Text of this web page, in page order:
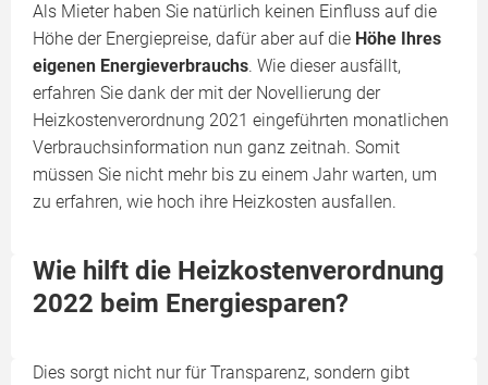
Als Mieter haben Sie natürlich keinen Einfluss auf die
Höhe der Energiepreise, dafür aber auf die Höhe Ihres
eigenen Energieverbrauchs. Wie dieser ausfällt,
erfahren Sie dank der mit der Novellierung der
Heizkostenverordnung 2021 eingeführten monatlichen
Verbrauchsinformation nun ganz zeitnah. Somit
müssen Sie nicht mehr bis zu einem Jahr warten, um
zu erfahren, wie hoch ihre Heizkosten ausfallen.
Wie hilft die Heizkostenverordnung
2022 beim Energiesparen?
Dies sorgt nicht nur für Transparenz, sondern gibt